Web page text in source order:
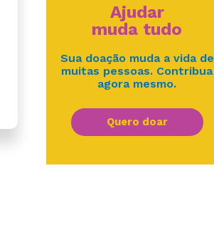
Ajudar
muda tudo
Sua doação muda a vida de
muitas pessoas. Contribua
agora mesmo.
Quero doar